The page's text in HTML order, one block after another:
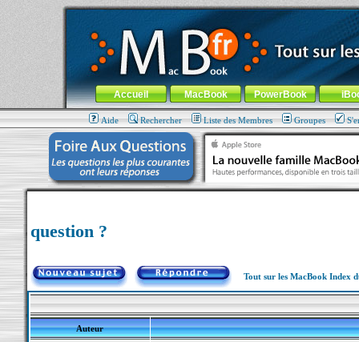
MacBook-fr.com : 100% Apple... 100% nomade !
Aller au contenu-Aller au menu général-Aller au menu de
Menu général
Accueil MacBook PowerBook
Aide Rechercher Liste des Membres Groupes
question ?
Tout sur les MacBook Index
Auteur